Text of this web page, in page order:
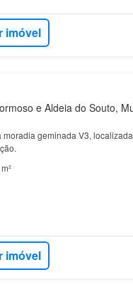
imóvel
e Aldeia do Souto,
moradia geminada V3,
imóvel